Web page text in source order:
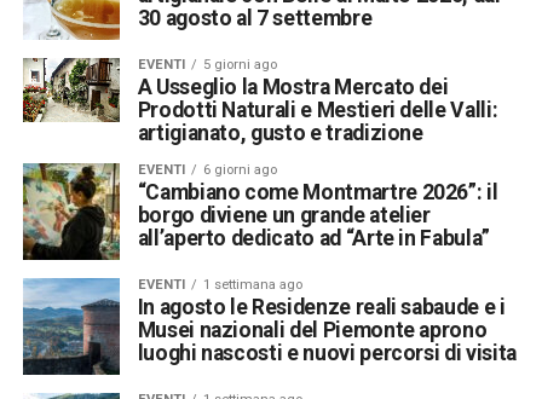
30 agosto al 7 settembre
EVENTI 5 giorni ago
A Usseglio la Mostra Mercato dei
Prodotti Naturali e Mestieri delle Valli:
artigianato, gusto e tradizione
EVENTI 6 giorni ago
“Cambiano come Montmartre 2026”: il
borgo diviene un grande atelier
all’aperto dedicato ad “Arte in Fabula”
EVENTI 1 settimana ago
In agosto le Residenze reali sabaude e i
Musei nazionali del Piemonte aprono
luoghi nascosti e nuovi percorsi di visita